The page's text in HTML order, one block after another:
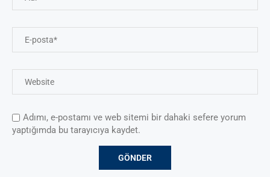
Adımı, e-postamı ve web sitemi bir dahaki sefere yorum
yaptığımda bu tarayıcıya kaydet.